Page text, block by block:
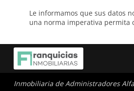
Le informamos que sus datos
una norma imperativa permita
Inmobiliaria de Administradores Alfa